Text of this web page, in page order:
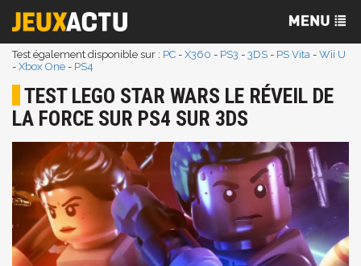
Test également disponible sur : PC - X360 - PS3 - 3DS - PS Vita - Wii U
- Xbox One - PS4
TEST LEGO STAR WARS LE RÉVEIL DE
LA FORCE SUR PS4 SUR 3DS